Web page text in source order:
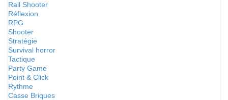
Rail Shooter
Réflexion
RPG
Shooter
Stratégie
Survival horror
Tactique
Party Game
Point & Click
Rythme
Casse Briques